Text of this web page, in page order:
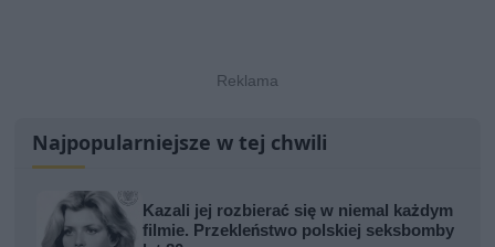
Najpopularniejsze w tej chwili
Kazali jej rozbierać się w niemal każdym
filmie. Przekleństwo polskiej seksbomby